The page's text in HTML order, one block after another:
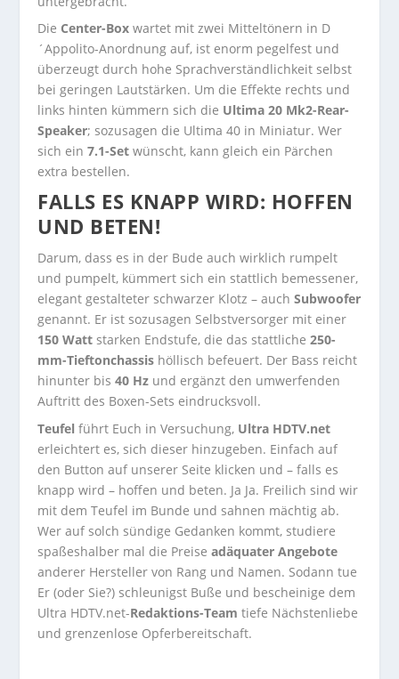
Die Center-Box wartet mit zwei Mitteltönern in D
´Appolito-Anordnung auf, ist enorm pegelfest und
überzeugt durch hohe Sprachverständlichkeit selbst
bei geringen Lautstärken. Um die Effekte rechts und
links hinten kümmern sich die Ultima 20 Mk2-Rear-
Speaker; sozusagen die Ultima 40 in Miniatur. Wer
sich ein7.1-Set wünscht, kann gleich ein Pärchen
extra bestellen.
FALLS ES KNAPP WIRD: HOFFEN
UND BETEN!
Darum, dass es in der Bude auch wirklich rumpelt
und pumpelt, kümmert sich ein stattlich bemessener,
elegant gestalteter schwarzer Klotz – auchSubwoofer
genannt. Er ist sozusagen Selbstversorger mit einer
150 Watt starken Endstufe, die das stattliche250-
mm-Tieftonchassis höllisch befeuert. Der Bass reicht
hinunter bis40 Hz und ergänzt den umwerfenden
Auftritt des Boxen-Sets eindrucksvoll.
Teufel führt Euch in Versuchung, Ultra HDTV.net
erleichtert es, sich dieser hinzugeben. Einfach auf
den Button auf unserer Seite klicken und – falls es
knapp wird – hoffen und beten. Ja Ja. Freilich sind wir
mit dem Teufel im Bunde und sahnen mächtig ab.
Wer auf solch sündige Gedanken kommt, studiere
spaßeshalber mal die Preiseadäquater Angebote
anderer Hersteller von Rang und Namen. Sodann tue
Er (oder Sie?) schleunigst Buße und bescheinige dem
Ultra HDTV.net-Redaktions-Team tiefe Nächstenliebe
und grenzenlose Opferbereitschaft.